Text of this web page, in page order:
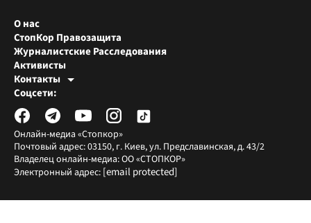
Онлайн-медиа «Стопкор»
Почтовый адрес: 03150, г. Киев, ул. Предславинская, д. 43/2
Владелец онлайн-медиа: ОО «СТОПКОР»
Электронный адрес: [email protected]
О нас
СтопКор Правозащита
Журналистские Расследования
Активисты
Контакты
Редакция СтопКора
Журналисты-расследователи
Соцсети: